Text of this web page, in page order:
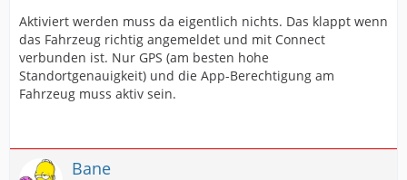
Aktiviert werden muss da eigentlich nichts. Das klappt wenn
das Fahrzeug richtig angemeldet und mit Connect
verbunden ist. Nur GPS (am besten hohe
Standortgenauigkeit) und die App-Berechtigung am
Fahrzeug muss aktiv sein.
Bane